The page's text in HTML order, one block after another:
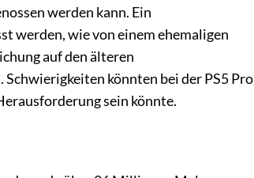
werden kann. Ein
werden, wie von einem ehemaligen
auf den älteren
könnten bei der PS5 Pro
sein könnte.